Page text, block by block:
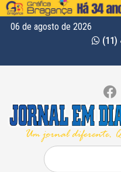
06 de agosto de 2026
(11)
Pesquisar
por: